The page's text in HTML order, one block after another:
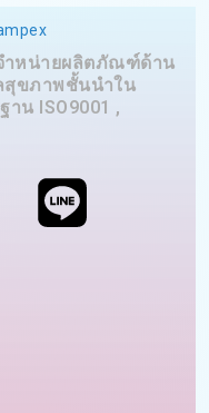
หน่ายผลิตภัณฑ์ด้าน
สุขภาพชั้นนำใน
น ISO9001 ,